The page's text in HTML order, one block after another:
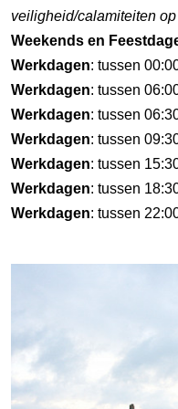
veiligheid/calamiteiten
Weekends en
Werkdagen: tussen
Werkdagen: tussen
Werkdagen: tussen
Werkdagen: tussen
Werkdagen: tussen
Werkdagen: tussen
Werkdagen: tussen